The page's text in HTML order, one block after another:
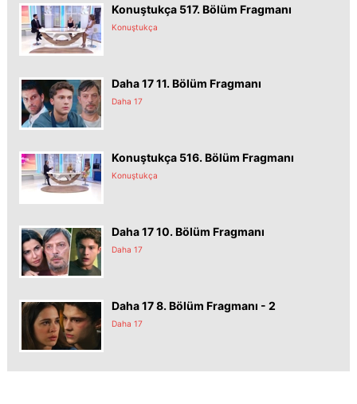
Konuştukça 517. Bölüm Fragmanı
Konuştukça
Daha 17 11. Bölüm Fragmanı
Daha 17
Konuştukça 516. Bölüm Fragmanı
Konuştukça
Daha 17 10. Bölüm Fragmanı
Daha 17
Daha 17 8. Bölüm Fragmanı - 2
Daha 17